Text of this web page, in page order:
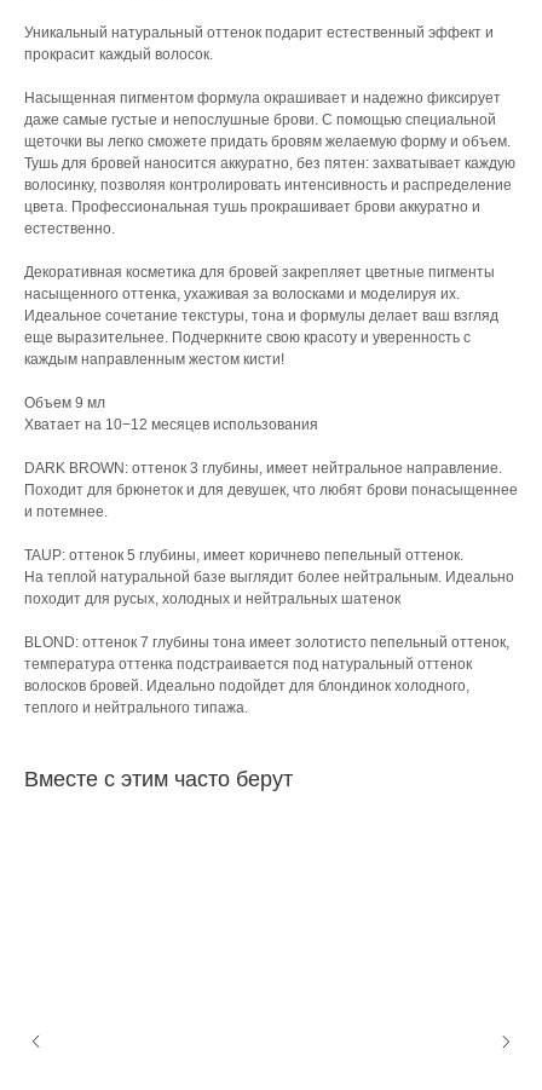
Уникальный натуральный оттенок подарит естественный эффект и
прокрасит каждый волосок.
Насыщенная пигментом формула окрашивает и надежно фиксирует
даже самые густые и непослушные брови. С помощью специальной
щеточки вы легко сможете придать бровям желаемую форму и объем.
Тушь для бровей наносится аккуратно, без пятен: захватывает каждую
волосинку, позволяя контролировать интенсивность и распределение
цвета. Профессиональная тушь прокрашивает брови аккуратно и
естественно.
Декоративная косметика для бровей закрепляет цветные пигменты
насыщенного оттенка, ухаживая за волосками и моделируя их.
Идеальное сочетание текстуры, тона и формулы делает ваш взгляд
еще выразительнее. Подчеркните свою красоту и уверенность с
каждым направленным жестом кисти!
Объем 9 мл
Хватает на 10−12 месяцев использования
DARK BROWN: оттенок 3 глубины, имеет нейтральное направление.
Походит для брюнеток и для девушек, что любят брови понасыщеннее
и потемнее.
TAUP: оттенок 5 глубины, имеет коричнево пепельный оттенок.
На теплой натуральной базе выглядит более нейтральным. Идеально
походит для русых, холодных и нейтральных шатенок
BLOND: оттенок 7 глубины тона имеет золотисто пепельный оттенок,
температура оттенка подстраивается под натуральный оттенок
волосков бровей. Идеально подойдет для блондинок холодного,
теплого и нейтрального типажа.
Вместе с этим часто берут